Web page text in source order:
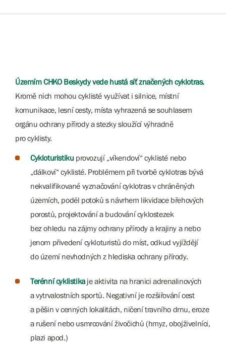
Územím CHKO Beskydy vede hustá síť značených cyklotras.
Kromě nich mohou cyklisté využívat i silnice, místní
komunikace, lesní cesty, místa vyhrazená se souhlasem
orgánu ochrany přírody a stezky sloužící výhradně
pro cyklisty.
Cykloturistiku provozují „víkendoví“ cyklisté nebo
„dálkoví“ cyklisté. Problémem při tvorbě cyklotras bývá
nekvalifikované vyznačování cyklotras v chráněných
územích, podél potoků s návrhem likvidace břehových
porostů, projektování a budování cyklostezek
bez ohledu na zájmy ochrany přírody a krajiny a nebo
jenom přivedení cykloturistů do míst, odkud vyjíždějí
do území nevhodných z hlediska ochrany přírody.
Terénní cyklistikaje aktivita na hranici adrenalinových
a vytrvalostních sportů. Negativní je rozšiřování cest
a pěšin v cenných lokalitách, ničení travního drnu, eroze
a rušení nebo usmrcování živočichů (hmyz, obojživelníci,
plazi apod.)